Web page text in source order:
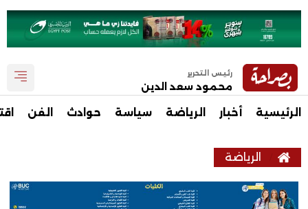
رئيس التحرير
محمود سعد الدين
الرئيسية أخبار الرياضة سياسة حوادث الفن
الرياضة